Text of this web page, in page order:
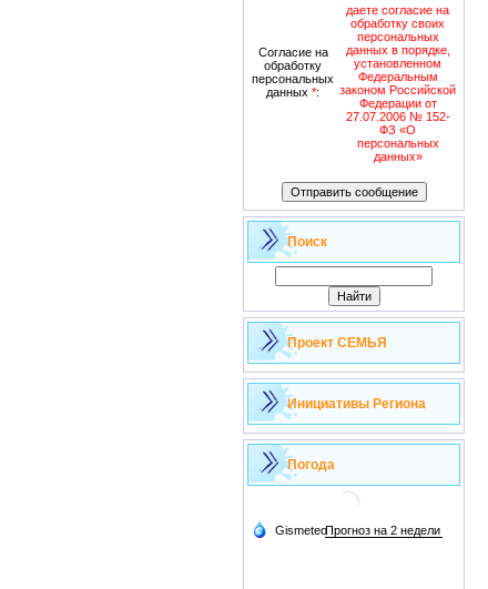
Согласие на
обработку
персональных
данных *:
даете согласие на
обработку своих
персональных
данных в порядке,
установленном
Федеральным
законом Российской
Федерации от
27.07.2006 № 152-
ФЗ «О
персональных
данных»
Поиск
Проект СЕМЬЯ
Инициативы Региона
Погода